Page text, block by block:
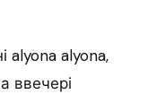
alyona alyona,
ввечері